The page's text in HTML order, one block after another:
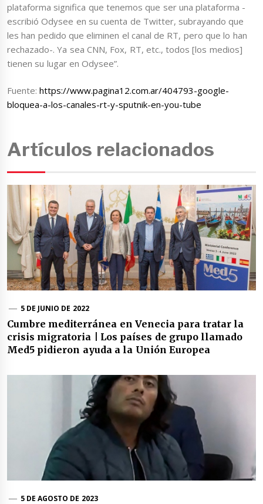
plataforma significa que tenemos que ser una plataforma -
escribió Odysee en su cuenta de Twitter, subrayando que
les han pedido que eliminen el canal de RT, pero que lo han
rechazado-. Ya sea CNN, Fox, RT, etc., todos [los medios]
tienen su lugar en Odysee”.
Fuente:https://www.pagina12.com.ar/404793-google-
bloquea-a-los-canales-rt-y-sputnik-en-you-tube
Artículos relacionados
5 DE JUNIO DE 2022
Cumbre mediterránea en Venecia para tratar la
crisis migratoria | Los países de grupo llamado
Med5 pidieron ayuda a la Unión Europea
5 DE AGOSTO DE 2023